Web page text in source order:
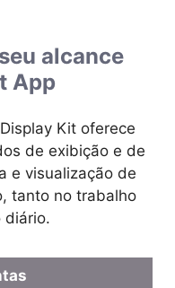
alcance
App
Kit oferece
de exibição e de
e visualização de
tanto no trabalho
diário.